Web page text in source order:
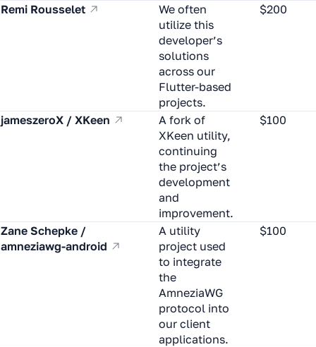
Remi Rousselet
We often
utilize this
developer’s
solutions
across our
Flutter-based
projects.
$200
jameszeroX / XKeen
A fork of
XKeen utility,
continuing
the project’s
development
and
improvement.
$100
Zane Schepke /
amneziawg-android
A utility
project used
to integrate
the
AmneziaWG
protocol into
our client
applications.
$100